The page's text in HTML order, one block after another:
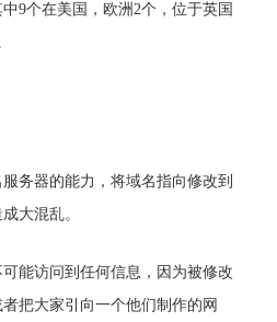
9个在美国，欧洲2个，位于英国
务器的能力，将域名指向修改到
大混乱。
能访问到任何信息，因为被修改
把大家引向一个他们制作的网